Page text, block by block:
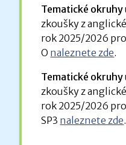
Tematické okruhy
zkoušky z
rok 2025/2026
O naleznete zde.
Tematické okruhy
zkoušky z
rok 2025/2026
SP3 naleznete zde.